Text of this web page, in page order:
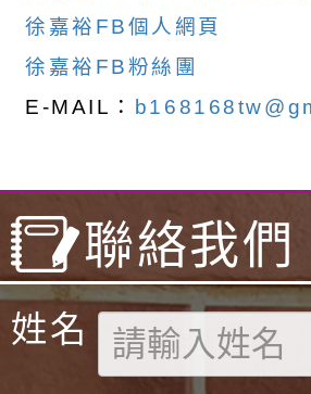
徐嘉裕FB個人網頁
徐嘉裕FB粉絲團
E-MAIL：
聯絡我
姓名